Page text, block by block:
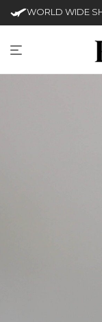
WORLD WIDE